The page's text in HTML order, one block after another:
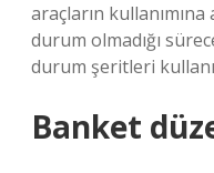
araçların kullanımına
durum olmadığı
durum şeritleri
Banket